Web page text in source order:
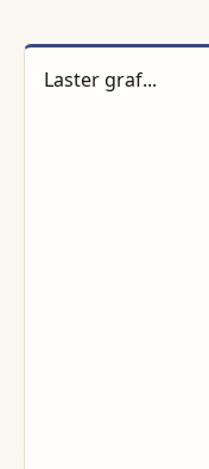
Laster graf...